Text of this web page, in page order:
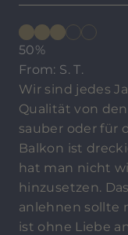
50%
From: S. T.
Wir sind jedes
Qualität von
sauber oder für
Balkon ist
hat man nicht
hinzusetzen.
anlehnen sollte
ist ohne Liebe